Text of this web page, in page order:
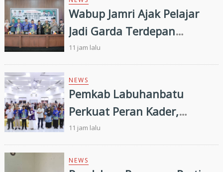
Wabup Jamri Ajak Pelajar
Jadi Garda Terdepan
Merawat Kerukunan di Era
Digital
11 jam lalu
NEWS
Pemkab Labuhanbatu
Perkuat Peran Kader,
Efektivitas Penurunan
Stunting Masih Menjadi
Tantangan Bersama
11 jam lalu
NEWS